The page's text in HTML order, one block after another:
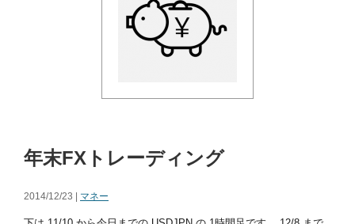
年末FXトレーディング
2014/12/23 | マネー